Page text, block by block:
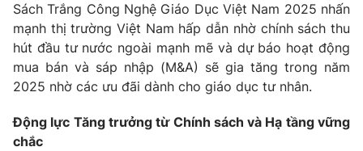
Cơ quan báo chí:Thời báo VTV
Giấy phép hoạt động báo in và báo điện tử số 483/GP-BTTTT
cấp ngày 29/12/2023
Tổng Biên tập: Vũ Thanh Thủy
Nguyễn Thị Mỹ Hạnh, Phạm Quốc Thắng,
Nguyễn Trọng Ninh
Tổng đài VTV:
Sách Trắng Công Nghệ Giáo Dục Việt Nam 2025 nhấn
mạnh thị trường Việt Nam hấp dẫn nhờ chính sách thu
hút đầu tư nước ngoài mạnh mẽ và dự báo hoạt động
mua bán và sáp nhập (M&A) sẽ gia tăng trong năm
2025 nhờ các ưu đãi dành cho giáo dục tư nhân.
Động lực Tăng trưởng từ Chính sách và Hạ tầng vững
chắc